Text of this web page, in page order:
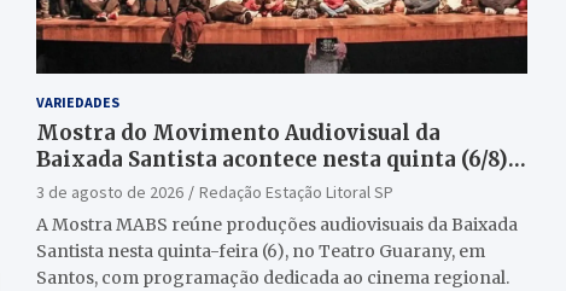
VARIEDADES
Mostra do Movimento Audiovisual da
Baixada Santista acontece nesta quinta (6/8)
no Teatro Guarany
3 de agosto de 2026
Redação Estação Litoral SP
A Mostra MABS reúne produções audiovisuais da Baixada
Santista nesta quinta-feira (6), no Teatro Guarany, em
Santos, com programação dedicada ao cinema regional.